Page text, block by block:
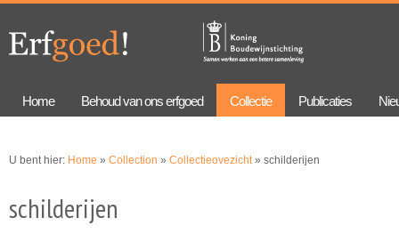
gaan
navigation
Home Behoud van ons erfgoed Collectie Publicaties
U bent hier: Home » Collection » Collectieovezicht» schilderijen
schilderijen